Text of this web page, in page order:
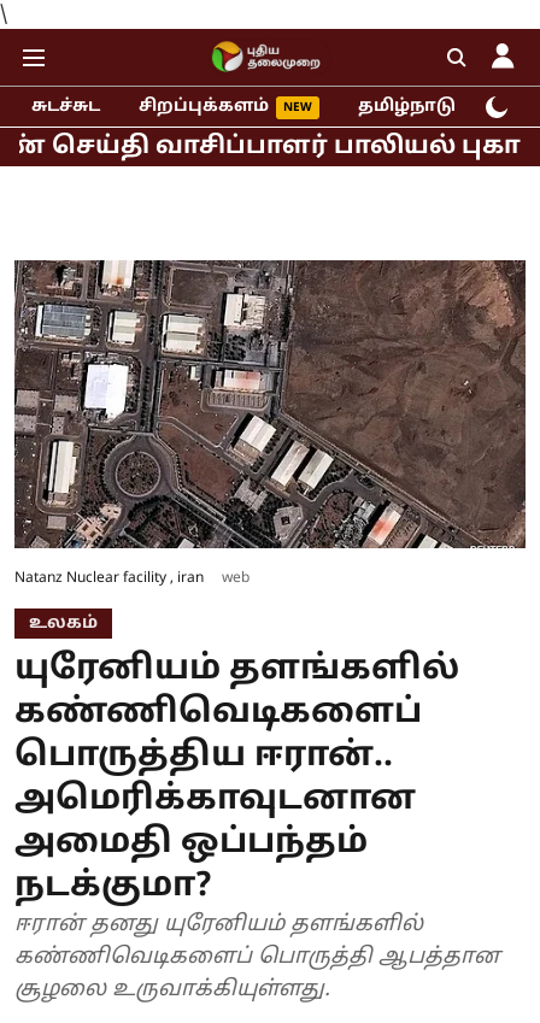
\
சுடச்சுட சிறப்புக்களம் தமிழ்நாடு
வாசிப்பாளர் பாலியல் புகார்!
Natanz Nuclear facility , iran web
உலகம்
யுரேனியம் தளங்களில்
கண்ணிவெடிகளைப்
பொருத்திய ஈரான்..
அமெரிக்காவுடனான
அமைதி ஒப்பந்தம்
நடக்குமா?
ஈரான் தனது யுரேனியம் தளங்களில்
கண்ணிவெடிகளைப் பொருத்தி ஆபத்தான
சூழலை உருவாக்கியுள்ளது.